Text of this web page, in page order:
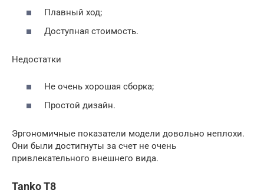
Плавный ход;
Доступная стоимость.
Недостатки
Не очень хорошая сборка;
Простой дизайн.
Эргономичные показатели модели довольно неплохи.
Они были достигнуты за счет не очень
привлекательного внешнего вида.
Tanko T8